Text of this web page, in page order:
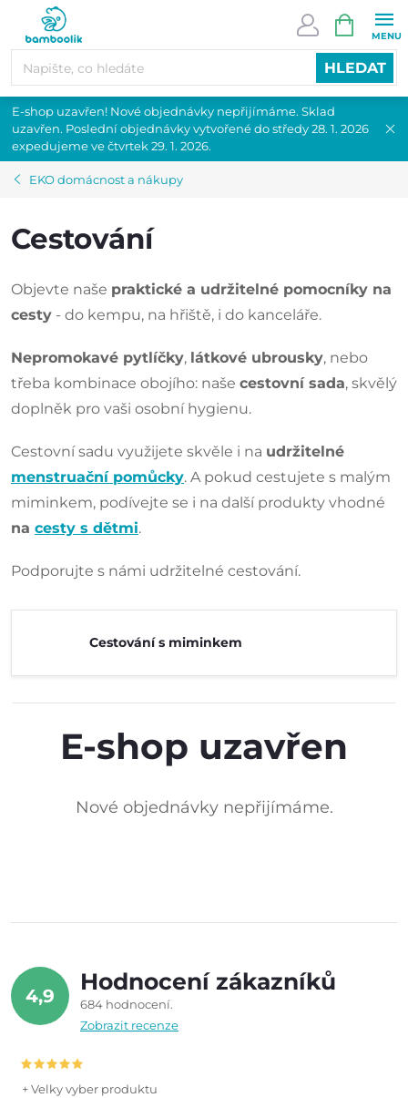
obsah
HLEDAT
KOŠÍK
E-shop uzavřen! Nové objednávky nepřijímáme. Sklad
uzavřen. Poslední objednávky vytvořené do středy 28. 1. 2026
expedujeme ve čtvrtek 29. 1. 2026.
EKO domácnost a nákupy
Cestování
Objevte naše praktické a udržitelné pomocníky na
cesty - do kempu, na hřiště, i do kanceláře.
Nepromokavé pytlíčky, látkové ubrousky, nebo
třeba kombinace obojího: naše cestovní sada, skvělý
doplněk pro vaši osobní hygienu.
Cestovní sadu využijete skvěle i na udržitelné
menstruační pomůcky. A pokud cestujete s malým
miminkem, podívejte se i na další produkty vhodné
na cesty s dětmi.
Podporujte s námi udržitelné cestování.
Cestování s miminkem
E-shop uzavřen
Nové objednávky nepřijímáme.
4,9
Hodnocení zákazníků
684 hodnocení
Zobrazit recenze
+ Velky vyber produktu